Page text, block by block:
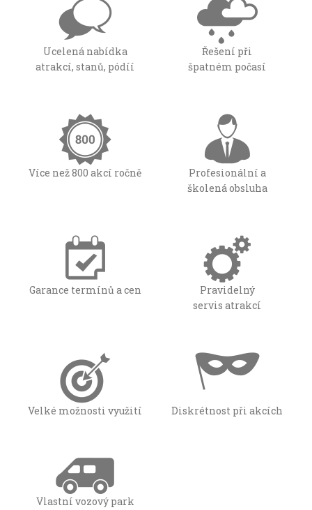
Ucelená nabídka
atrakcí, stanů, pódíí
Řešení při
špatném počasí
Více než 800 akcí ročně
Profesionální a
školená obsluha
Garance termínů a cen
Pravidelný
servis atrakcí
Velké možnosti využití Diskrétnost při akcích
Vlastní vozový park